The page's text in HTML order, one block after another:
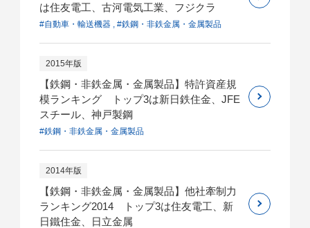
は住友電工、古河電気工業、フジクラ
#自動車・輸送機器 , #鉄鋼・非鉄金属・金属製品
2015年版
【鉄鋼・非鉄金属・金属製品】特許資産規
模ランキング トップ3は新日鉄住金、JFE
スチール、神戸製鋼
#鉄鋼・非鉄金属・金属製品
2014年版
【鉄鋼・非鉄金属・金属製品】他社牽制力
ランキング2014 トップ3は住友電工、新
日鐵住金、日立金属